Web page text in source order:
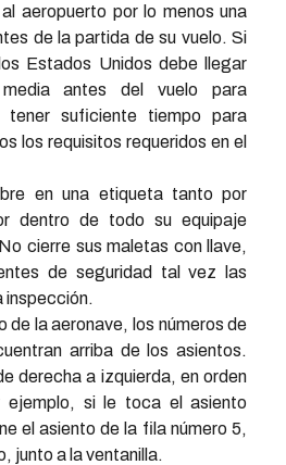
aeropuerto por lo menos una
de la partida de su vuelo. Si
Estados Unidos debe llegar
antes del vuelo para
tener suficiente tiempo para
los requisitos requeridos en el
en una etiqueta tanto por
dentro de todo su equipaje
cierre sus maletas con llave,
de seguridad tal vez las
inspección.
de la aeronave, los números de
arriba de los asientos.
derecha a izquierda, en orden
ejemplo, si le toca el asiento
el asiento de la fila número 5,
junto a la ventanilla.